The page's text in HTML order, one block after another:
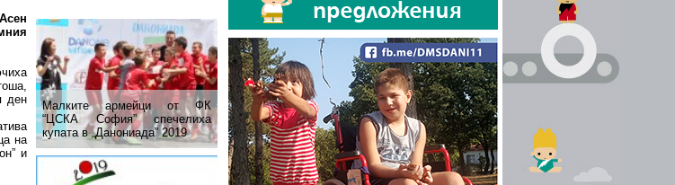
Малките армейци от ФК
“ЦСКА София” спечелиха
купата в „Данониада” 2019
ден
на
и